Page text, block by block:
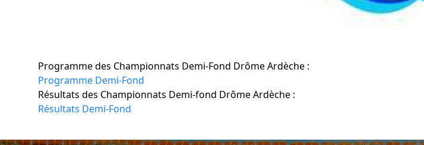
Programme des Championnats Demi-Fond Drôme Ardèche :
Programme Demi-Fond
Résultats des Championnats Demi-fond Drôme Ardèche :
Résultats Demi-Fond